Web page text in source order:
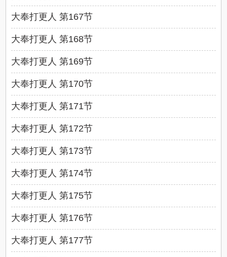
大奉打更人 第167节
大奉打更人 第168节
大奉打更人 第169节
大奉打更人 第170节
大奉打更人 第171节
大奉打更人 第172节
大奉打更人 第173节
大奉打更人 第174节
大奉打更人 第175节
大奉打更人 第176节
大奉打更人 第177节